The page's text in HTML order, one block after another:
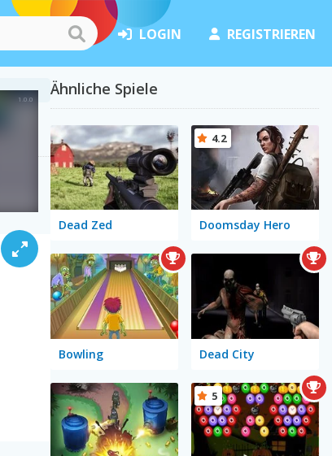
LOGIN REGISTRIEREN
Ähnliche Spiele
Dead Zed Doomsday Hero
4.2
Bowling Dead City
5